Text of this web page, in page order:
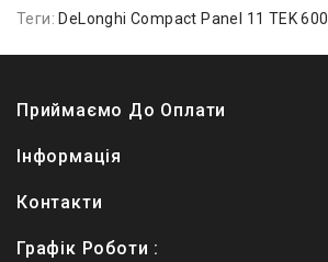
Теги: DeLonghi Compact Panel 11 TEK 600
Приймаємо До Оплати
Інформація
Контакти
Графік Роботи :